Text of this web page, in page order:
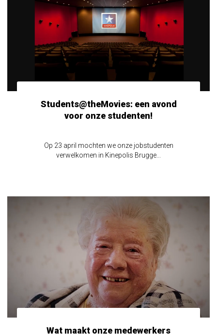
Students@theMovies: een avond
voor onze studenten!
Op 23 april mochten we onze jobstudenten
verwelkomen in Kinepolis Brugge...
Wat maakt onze medewerkers